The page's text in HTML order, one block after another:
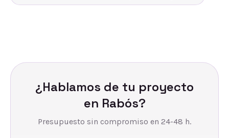
¿Hablamos de tu proyecto
en Rabós?
Presupuesto sin compromiso en 24-48 h.